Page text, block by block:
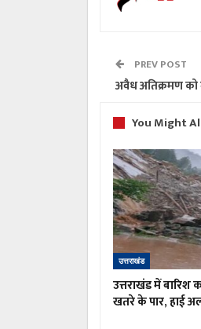
PREV POST
अवैध अतिक्रमण को
You Might
उत्तराखंड
उत्तराखंड में बारिश
खतरे के पार, हाई